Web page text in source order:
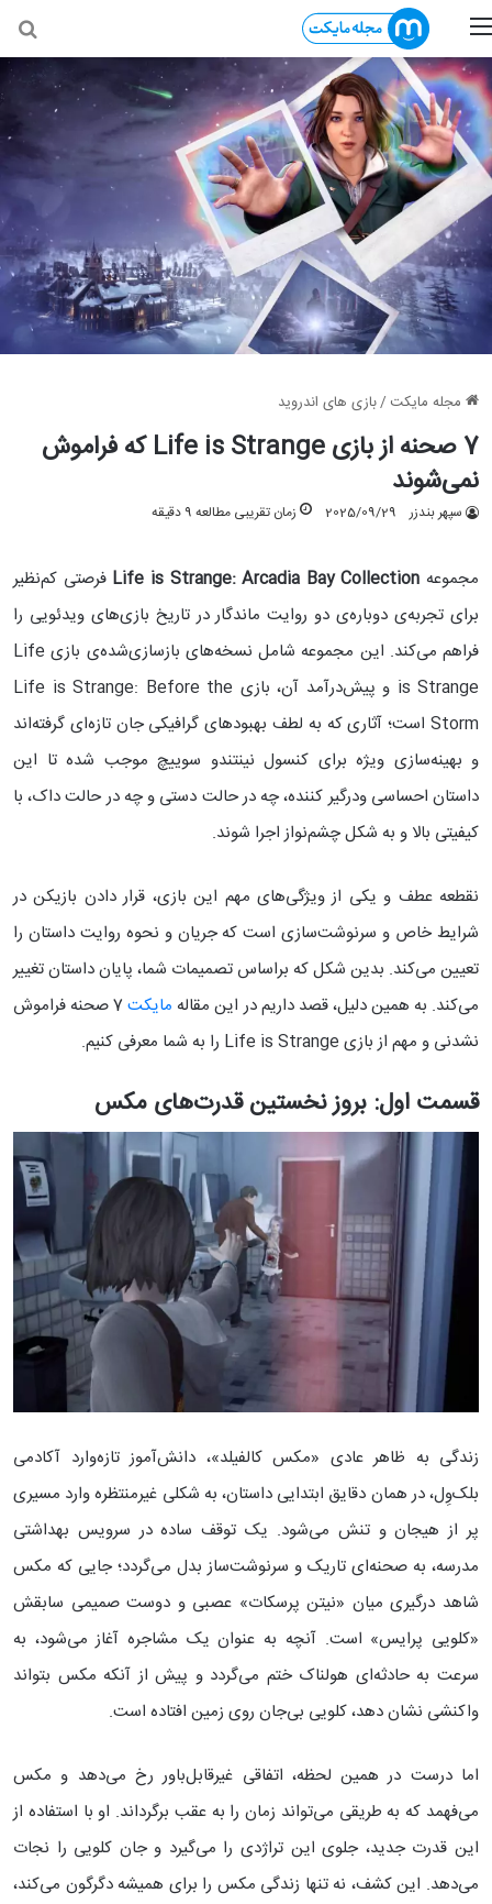
منو
مجله مایکت /بازی های اندروید
7 صحنه از بازی Life is Strange که فراموش
نمی‌شوند
سپهر بندزر 2025/09/29 زمان تقریبی مطالعه 9 دقیقه
مجموعه Life is Strange: Arcadia Bay Collection فرصتی کم‌نظیر
برای تجربه‌ی دوباره‌ی دو روایت ماندگار در تاریخ بازی‌های ویدئویی را
فراهم می‌کند. این مجموعه شامل نسخه‌های بازسازی‌شده‌ی بازی Life
is Strange و پیش‌درآمد آن، بازی Life is Strange: Before the
Storm است؛ آثاری که به لطف بهبودهای گرافیکی جان تازه‌ای گرفته‌اند
و بهینه‌سازی ویژه برای کنسول نینتندو سوییچ موجب شده تا این
داستان‌ احساسی ودرگیر کننده، چه در حالت دستی و چه در حالت داک، با
کیفیتی بالا و به شکل چشم‌نواز اجرا شوند.
نقطعه عطف و یکی از ویژگی‌های مهم این بازی، قرار دادن بازیکن در
شرایط خاص و سرنوشت‌سازی است که جریان و نحوه روایت داستان را
تعیین می‌کند. بدین شکل که براساس تصمیمات شما، پایان داستان تغییر
می‌کند. به همین دلیل، قصد داریم در این مقاله مایکت 7 صحنه فراموش
نشدنی و مهم از بازی Life is Strange را به شما معرفی کنیم.
قسمت اول: بروز نخستین قدرت‌های مکس
زندگی به ظاهر عادی «مکس کالفیلد»، دانش‌آموز تازه‌وارد آکادمی
بلک‌وِل، در همان دقایق ابتدایی داستان، به شکلی غیرمنتظره وارد مسیری
پر از هیجان و تنش می‌شود. یک توقف ساده در سرویس بهداشتی
مدرسه، به صحنه‌ای تاریک و سرنوشت‌ساز بدل می‌گردد؛ جایی که مکس
شاهد درگیری میان «نیتن پرسکات» عصبی و دوست صمیمی سابقش
«کلویی پرایس» است. آنچه به عنوان یک مشاجره آغاز می‌شود، به
سرعت به حادثه‌ای هولناک ختم می‌گردد و پیش از آنکه مکس بتواند
واکنشی نشان دهد، کلویی بی‌جان روی زمین افتاده است.
اما درست در همین لحظه، اتفاقی غیرقابل‌باور رخ می‌دهد و مکس
می‌فهمد که به طریقی می‌تواند زمان را به عقب برگرداند. او با استفاده از
این قدرت جدید، جلوی این تراژدی را می‌گیرد و جان کلویی را نجات
می‌دهد. این کشف، نه تنها زندگی مکس را برای همیشه دگرگون می‌کند،